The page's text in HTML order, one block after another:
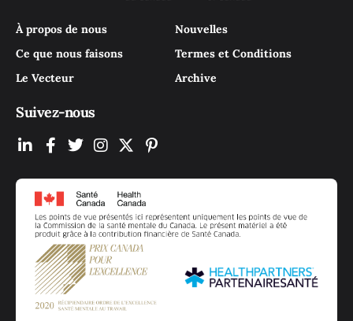
À propos de nous
Ce que nous faisons
Le Vecteur
Nouvelles
Termes et Conditions
Archive
Suivez-nous